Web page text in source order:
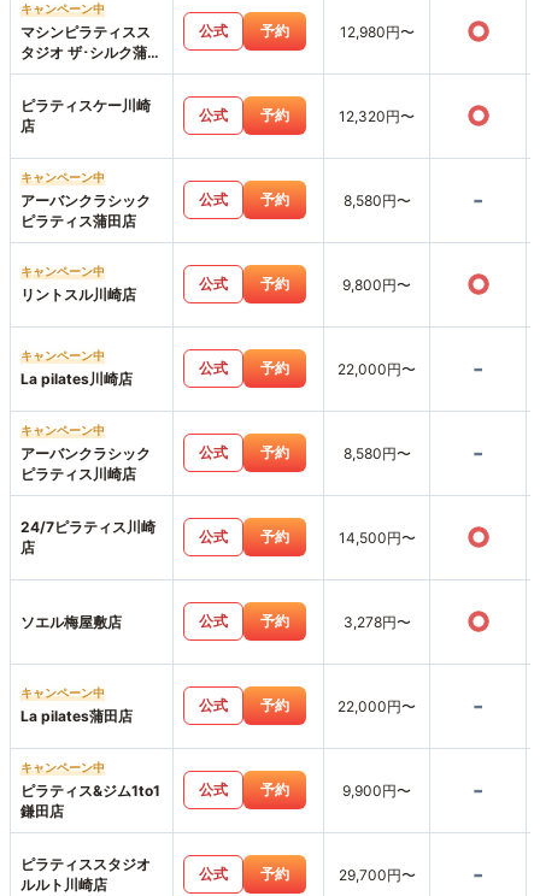
キャンペーン中
マシンピラティスス
タジオ ザ･シルク蒲田
店
公式 予約 12,980円〜 ○
ピラティスケー川崎
店
公式 予約 12,320円〜 ○
キャンペーン中
アーバンクラシック
ピラティス蒲田店
公式 予約 8,580円〜 -
キャンペーン中
リントスル川崎店
公式 予約 9,800円〜 ○
キャンペーン中
La pilates川崎店
公式 予約 22,000円〜 -
キャンペーン中
アーバンクラシック
ピラティス川崎店
公式 予約 8,580円〜 -
24/7ピラティス川崎
店
公式 予約 14,500円〜 ○
ソエル梅屋敷店 公式 予約 3,278円〜 ○
キャンペーン中
La pilates蒲田店
公式 予約 22,000円〜 -
キャンペーン中
ピラティス&ジム1to1
鎌田店
公式 予約 9,900円〜 -
ピラティススタジオ
ルルト川崎店
公式 予約 29,700円〜 -